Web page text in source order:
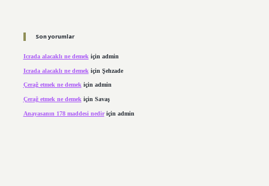
Son yorumlar
Icrada alacaklı ne demek için admin
Icrada alacaklı ne demek için Şehzade
Çerağ etmek ne demekiçin admin
Çerağ etmek ne demek için Savaş
Anayasanın 178 maddesi nediriçin admin